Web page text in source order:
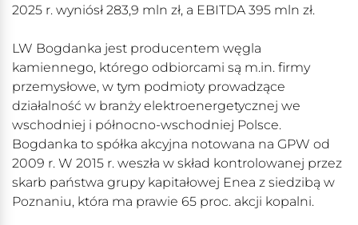
2025 r. wyniósł 283,9 mln zł, a EBITDA 395 mln zł.
LW Bogdanka jest producentem węgla
kamiennego, którego odbiorcami są m.in. firmy
przemysłowe, w tym podmioty prowadzące
działalność w branży elektroenergetycznej we
wschodniej i północno-wschodniej Polsce.
Bogdanka to spółka akcyjna notowana na GPW od
2009 r. W 2015 r. weszła w skład kontrolowanej przez
skarb państwa grupy kapitałowej Enea z siedzibą w
Poznaniu, która ma prawie 65 proc. akcji kopalni.